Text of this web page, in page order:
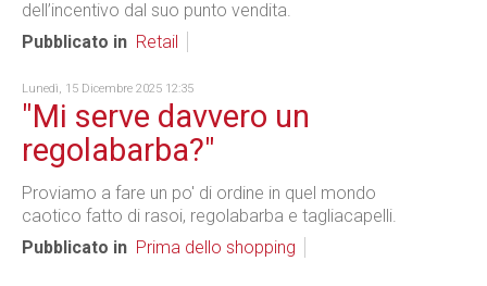
dell’incentivo dal suo punto vendita.
Pubblicato in Retail
Lunedì, 15 Dicembre 2025 12:35
"Mi serve davvero un
regolabarba?"
Proviamo a fare un po' di ordine in quel mondo
caotico fatto di rasoi, regolabarba e tagliacapelli.
Pubblicato in Prima dello shopping